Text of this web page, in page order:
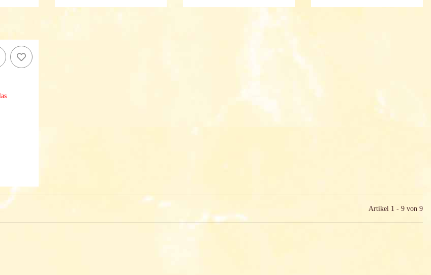
Artikel 1 - 9 von 9